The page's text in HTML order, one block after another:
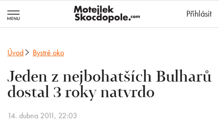
Přihlásit
Úvod Bystré oko
Jeden z nejbohatších Bulharů
dostal 3 roky natvrdo
14. dubna 2011, 22:03